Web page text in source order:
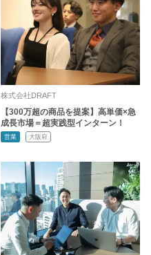
株式会社DRAFT
【300万超の商品を提案】高単価×急
成長市場＝超実践型インターン！
営業 大阪府